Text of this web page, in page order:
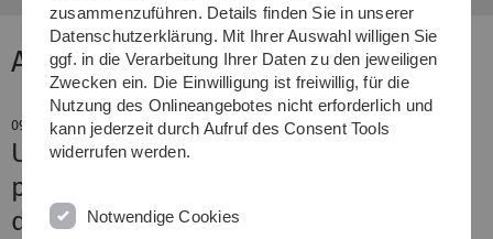
Aktuelle Meldung
09. Mai 2023
Ulmer Wirtschaftswissenschaften
punkten beim Studienstart und bei
der Berufsvorbereitung
zusammenzuführen. Details finden Sie in unserer
Datenschutzerklärung. Mit Ihrer Auswahl willigen Sie
ggf. in die Verarbeitung Ihrer Daten zu den jeweiligen
Zwecken ein. Die Einwilligung ist freiwillig, für die
Nutzung des Onlineangebotes nicht erforderlich und
kann jederzeit durch Aufruf des Consent Tools
widerrufen werden.
Notwendige Cookies